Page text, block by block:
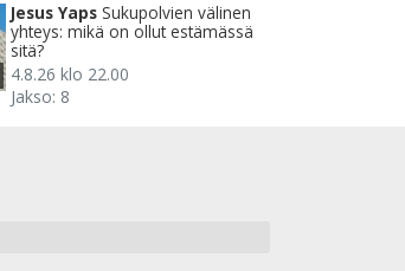
Jesus Yaps Sukupolvien välinen
yhteys: mikä on ollut estämässä
sitä?
4.8.26 klo 22.00
Jakso: 8